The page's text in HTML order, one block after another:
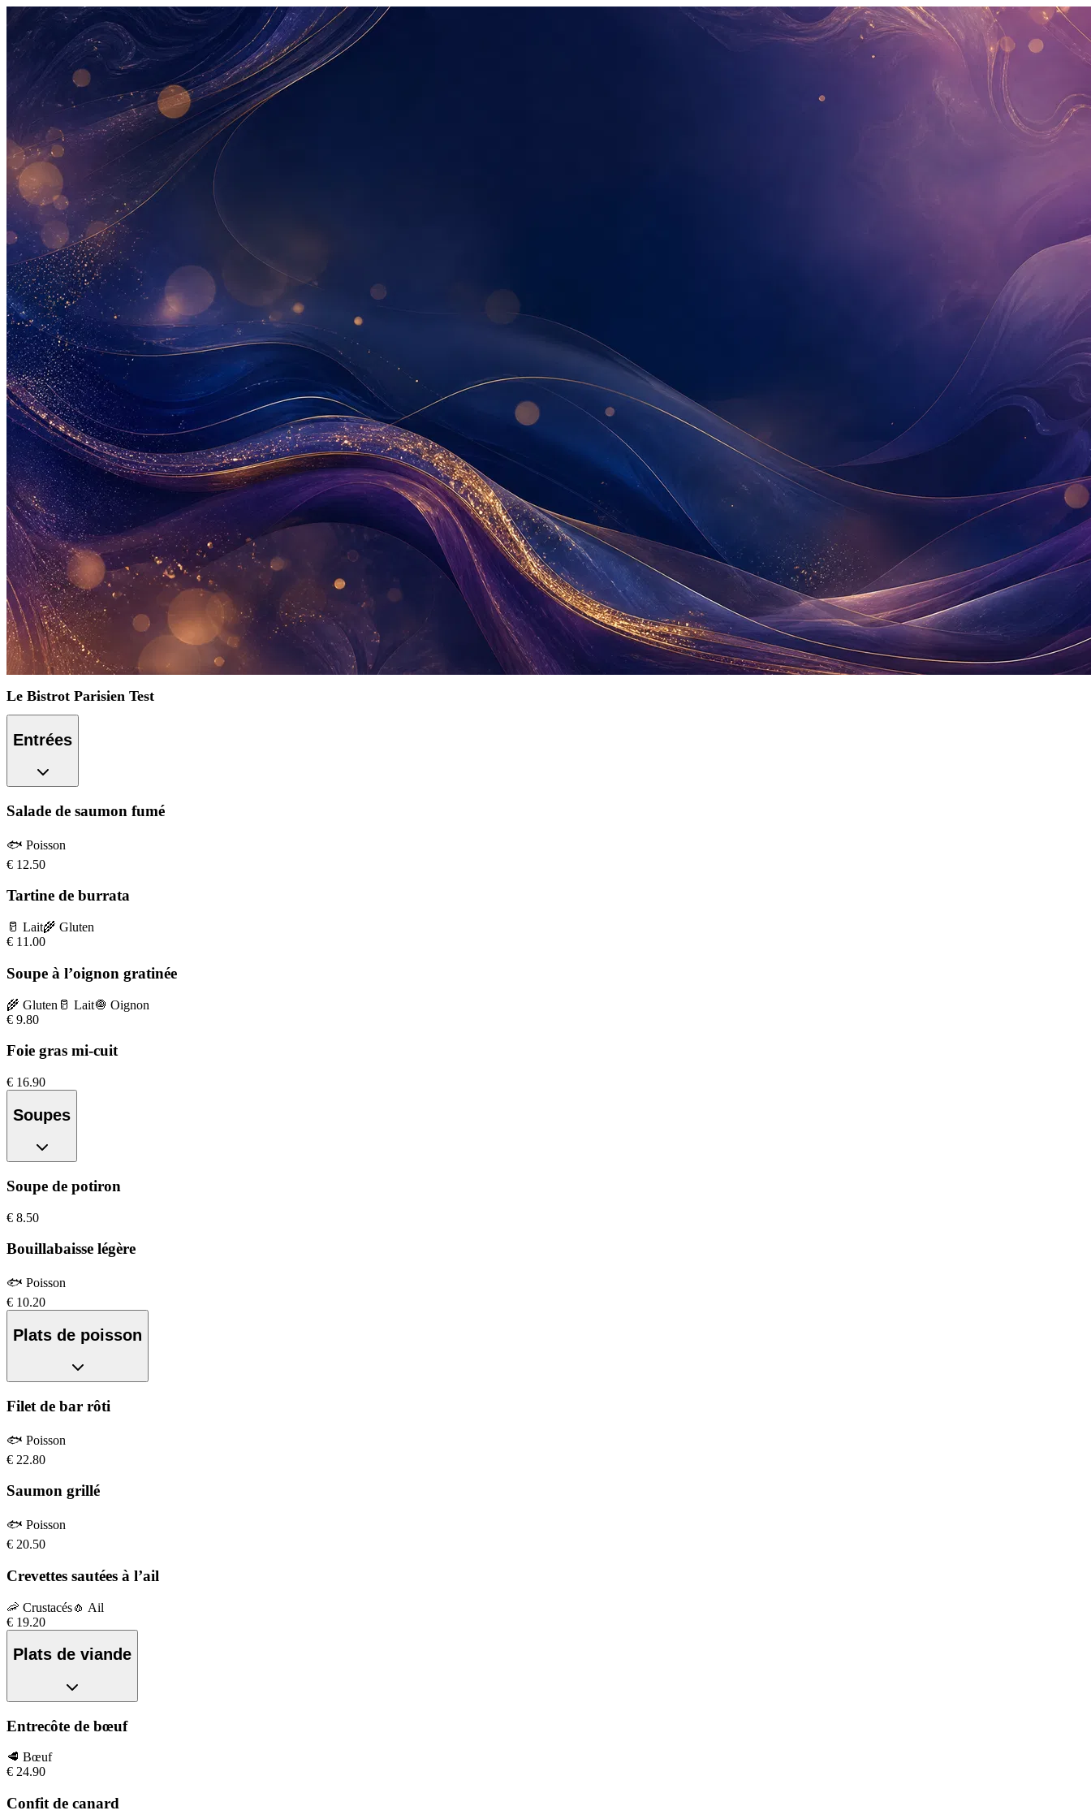
Le Bistrot Parisien Test
Entrées
Salade de saumon fumé
🐟 Poisson
€ 12.50
Tartine de burrata
🥛 Lait🌾 Gluten
€ 11.00
Soupe à l’oignon gratinée
🌾 Gluten 🥛 Lait🧅 Oignon
€ 9.80
Foie gras mi-cuit
€ 16.90
Soupes
Soupe de potiron
€ 8.50
Bouillabaisse légère
🐟 Poisson
€ 10.20
Plats de poisson
Filet de bar rôti
🐟 Poisson
€ 22.80
Saumon grillé
🐟 Poisson
€ 20.50
Crevettes sautées à l’ail
🦐 Crustacés🧄 Ail
€ 19.20
Plats de viande
Entrecôte de bœuf
🥩 Bœuf
€ 24.90
Confit de canard